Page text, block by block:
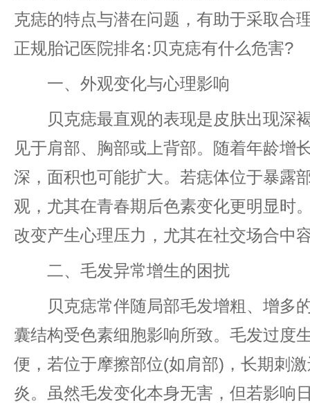
克痣的特点与潜在问题，有助于采取合
正规胎记医院排名:贝克痣有什么危害?
一、外观变化与心理影响
贝克痣最直观的表现是皮肤出现深
见于肩部、胸部或上背部。随着年龄增
深，面积也可能扩大。若痣体位于暴露
观，尤其在青春期后色素变化更明显时
改变产生心理压力，尤其在社交场合中
二、毛发异常增生的困扰
贝克痣常伴随局部毛发增粗、增多
囊结构受色素细胞影响所致。毛发过度
便，若位于摩擦部位(如肩部)，长期刺
炎。虽然毛发变化本身无害，但若影响